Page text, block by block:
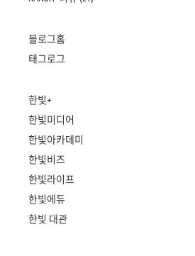
블로그홈
태그로그
한빛+
한빛미디어
한빛아카데미
한빛비즈
한빛라이프
한빛에듀
한빛 대관